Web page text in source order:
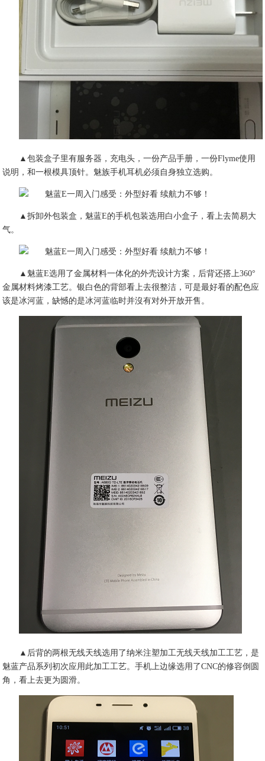
▲包装盒子里有服务器，充电头，一份产品手册，一份Flyme使用
说明，和一根模具顶针。魅族手机耳机必须自身独立选购。
▲拆卸外包装盒，魅蓝E的手机包装选用白小盒子，看上去简易大
气。
▲魅蓝E选用了金属材料一体化的外壳设计方案，后背还搭上360°
金属材料烤漆工艺。银白色的背部看上去很整洁，可是最好看的配色应
该是冰河蓝，缺憾的是冰河蓝临时并沒有对外开放开售。
▲后背的两根无线天线选用了纳米注塑加工无线天线加工工艺，是
魅蓝产品系列初次应用此加工工艺。手机上边缘选用了CNC的修容倒圆
角，看上去更为圆滑。